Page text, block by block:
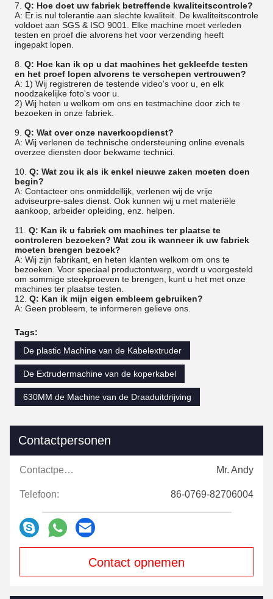
7. Q: Hoe doet uw fabriek betreffende kwaliteitscontrole?
A: Er is nul tolerantie aan slechte kwaliteit. De kwaliteitscontrole
voldoet aan SGS & ISO 9001. Elke machine moet verleden
testen en proef die alvorens het voor verzending heeft
ingepakt lopen.
8. Q: Hoe kan ik op u dat machines het gekleefde testen
en het proef lopen alvorens te verschepen vertrouwen?
A: 1) Wij registreren de testende video's voor u, en elk
noodzakelijke foto's voor u.
2) Wij heten u welkom om ons en testmachine door zich te
bezoeken in onze fabriek.
9. Q: Wat over onze naverkoopdienst?
A: Wij verlenen de technische ondersteuning online evenals
overzee diensten door bekwame technici.
10. Q: Wat zou ik als ik enkel nieuwe zaken moeten doen
begin?
A: Contacteer ons onmiddellijk, verlenen wij de vrije
adviseurpre-sales dienst. Ook kunnen wij u met materiële
aankoop, arbeider opleiding, enz. helpen.
11. Q: Kan ik u fabriek om machines ter plaatse te
controleren bezoeken? Wat zou ik wanneer ik uw fabriek
moeten brengen bezoek?
A: Wij zijn fabrikant, en heten klanten welkom om ons te
bezoeken. Voor speciaal productontwerp, wordt u voorgesteld
om sommige steekproeven te brengen, kunt u het met onze
machines ter plaatse testen.
12. Q: Kan ik mijn eigen embleem gebruiken?
A: Geen probleem, te informeren gelieve ons.
Tags:
De plastic Machine van de Kabelextruder
De Extrudermachine van de koperkabel
630MM de Machine van de Draaduitdrijving
Contactpersonen
Contactpersonen: Mr. Andy
Telefoon: 86-0769-82706004
Contact opnemen